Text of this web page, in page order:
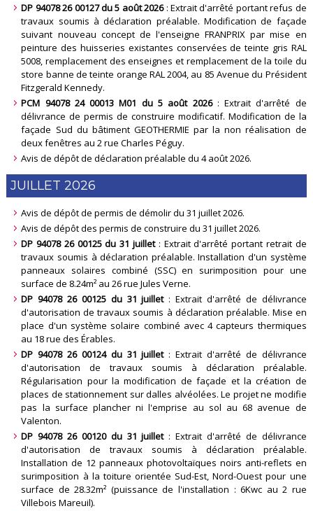
DP 94078 26 00127 du 5 août 2026 : Extrait d'arrêté portant refus de
travaux soumis à déclaration préalable. Modification de façade
suivant nouveau concept de l'enseigne FRANPRIX par mise en
peinture des huisseries existantes conservées de teinte gris RAL
5008, remplacement des enseignes et remplacement de la toile du
store banne de teinte orange RAL 2004, au 85 Avenue du Président
Fitzgerald Kennedy.
PCM 94078 24 00013 M01 du 5 août 2026 : Extrait d'arrêté de
délivrance de permis de construire modificatif. Modification de la
façade Sud du bâtiment GEOTHERMIE par la non réalisation de
deux fenêtres au 2 rue Charles Péguy.
Avis de dépôt de déclaration préalable du 4 août 2026.
JUILLET 2026
Avis de dépôt de permis de démolir du 31 juillet 2026.
Avis de dépôt des permis de construire du 31 juillet 2026.
DP 94078 26 00125 du 31 juillet : Extrait d'arrêté portant retrait de
travaux soumis à déclaration préalable. Installation d'un système
panneaux solaires combiné (SSC) en surimposition pour une
surface de 8.24m² au 26 rue Jules Verne.
DP 94078 26 00125 du 31 juillet : Extrait d'arrêté de délivrance
d'autorisation de travaux soumis à déclaration préalable. Mise en
place d'un système solaire combiné avec 4 capteurs thermiques
au 18 rue des Érables.
DP 94078 26 00124 du 31 juillet : Extrait d'arrêté de délivrance
d'autorisation de travaux soumis à déclaration préalable.
Régularisation pour la modification de façade et la création de
places de stationnement sur dalles alvéolées. Le projet ne modifie
pas la surface plancher ni l'emprise au sol au 68 avenue de
Valenton.
DP 94078 26 00120 du 31 juillet : Extrait d'arrêté de délivrance
d'autorisation de travaux soumis à déclaration préalable.
Installation de 12 panneaux photovoltaïques noirs anti-reflets en
surimposition à la toiture orientée Sud-Est, Nord-Ouest pour une
surface de 28.32m² (puissance de l'installation : 6Kwc au 2 rue
Villebois Mareuil).